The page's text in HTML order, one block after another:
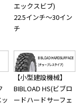
エックスビブ)
22.5インチ～30イン
チ
【小型建設機械】
BIBLOAD HS(ビブロ
ードハードサーフェ